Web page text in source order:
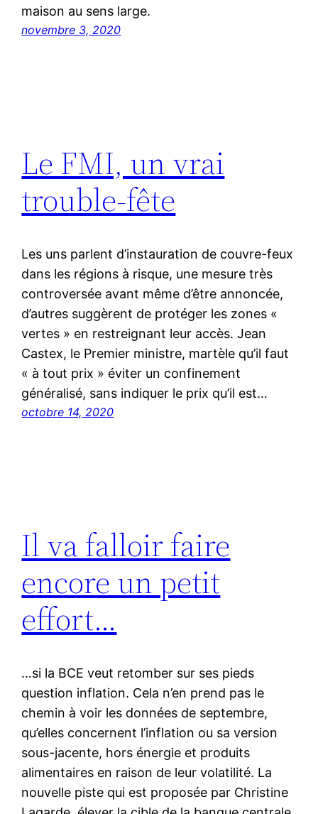
maison au sens large.
novembre 3, 2020
Le FMI, un vrai
trouble-fête
Les uns parlent d’instauration de couvre-feux
dans les régions à risque, une mesure très
controversée avant même d’être annoncée,
d’autres suggèrent de protéger les zones «
vertes » en restreignant leur accès. Jean
Castex, le Premier ministre, martèle qu’il faut
« à tout prix » éviter un confinement
généralisé, sans indiquer le prix qu’il est…
octobre 14, 2020
Il va falloir faire
encore un petit
effort…
…si la BCE veut retomber sur ses pieds
question inflation. Cela n’en prend pas le
chemin à voir les données de septembre,
qu’elles concernent l’inflation ou sa version
sous-jacente, hors énergie et produits
alimentaires en raison de leur volatilité. La
nouvelle piste qui est proposée par Christine